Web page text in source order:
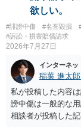
欲しい。
#誹謗中傷 #名誉毀損
#訴訟・損害賠償請求
2026年7月27日
インターネッ
稲葉 進太郎
私が投稿した内容
謗中傷は一般的な
相談者が投稿した